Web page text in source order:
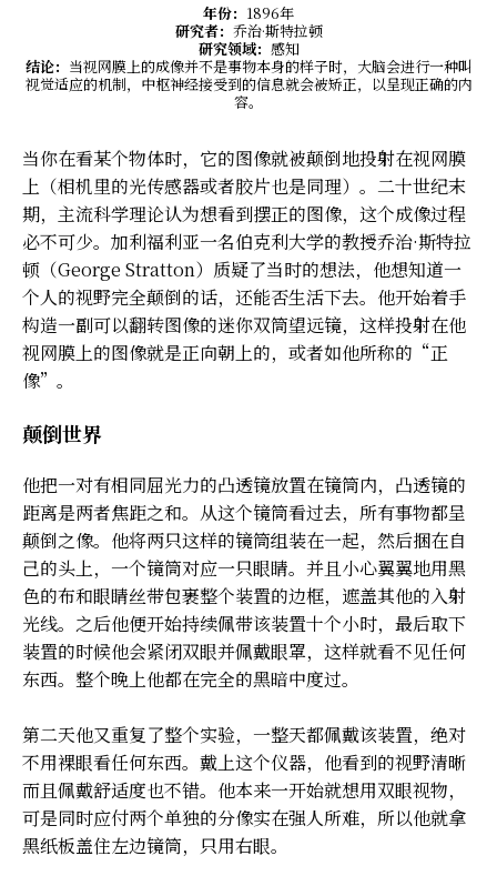
年份： 1896年
研究者： 乔治·斯特拉顿
研究领域： 感知
结论： 当视网膜上的成像并不是事物本身的样子时，大脑会进行一种叫
视觉适应的机制，中枢神经接受到的信息就会被矫正，以呈现正确的内
容。
当你在看某个物体时，它的图像就被颠倒地投射在视网膜
上（相机里的光传感器或者胶片也是同理）。二十世纪末
期，主流科学理论认为想看到摆正的图像，这个成像过程
必不可少。加利福利亚一名伯克利大学的教授乔治·斯特拉
顿（George Stratton）质疑了当时的想法，他想知道一
个人的视野完全颠倒的话，还能否生活下去。他开始着手
构造一副可以翻转图像的迷你双筒望远镜，这样投射在他
视网膜上的图像就是正向朝上的，或者如他所称的“正
像”。
颠倒世界
他把一对有相同屈光力的凸透镜放置在镜筒内，凸透镜的
距离是两者焦距之和。从这个镜筒看过去，所有事物都呈
颠倒之像。他将两只这样的镜筒组装在一起，然后捆在自
己的头上，一个镜筒对应一只眼睛。并且小心翼翼地用黑
色的布和眼睛丝带包裹整个装置的边框，遮盖其他的入射
光线。之后他便开始持续佩带该装置十个小时，最后取下
装置的时候他会紧闭双眼并佩戴眼罩，这样就看不见任何
东西。整个晚上他都在完全的黑暗中度过。
第二天他又重复了整个实验，一整天都佩戴该装置，绝对
不用裸眼看任何东西。戴上这个仪器，他看到的视野清晰
而且佩戴舒适度也不错。他本来一开始就想用双眼视物，
可是同时应付两个单独的分像实在强人所难，所以他就拿
黑纸板盖住左边镜筒，只用右眼。